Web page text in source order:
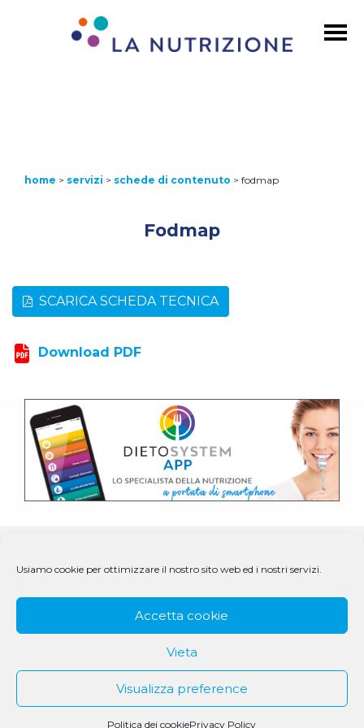
Usiamo cookie per ottimizzare il nostro sito web ed i nostri servizi.
Accetta cookie
Vieta
Visualizza preference
Politica dei cookiePrivacy Policy
home > servizi > schede di contenuto > fodmap
Fodmap
SCARICA SCHEDA TECNICA
Download PDF
© 1979 - 2025 DS Medigroup S.r.l. a socio unico | CF/P.IVA
07979550154